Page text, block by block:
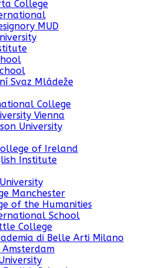
College
MUD
Svaz Mládeže
College
Vienna
University
of Ireland
Institute
Manchester
of the Humanities
School
College
di Belle Arti Milano
Amsterdam